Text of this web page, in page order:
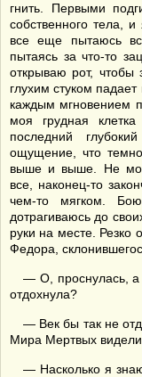
гнить. Первыми
собственного тела,
все еще пытаюсь
пытаясь за что-то
открываю рот, чтобы
глухим стуком
каждым мгновением
моя грудная
последний
ощущение, что
выше и выше. Не
все, наконец-то
чем-то мягком.
дотрагиваюсь до
руки на месте. Резко
Федора,
— О, проснулась, а
отдохнула?
— Век бы так не
Мира Мертвых
— Насколько я